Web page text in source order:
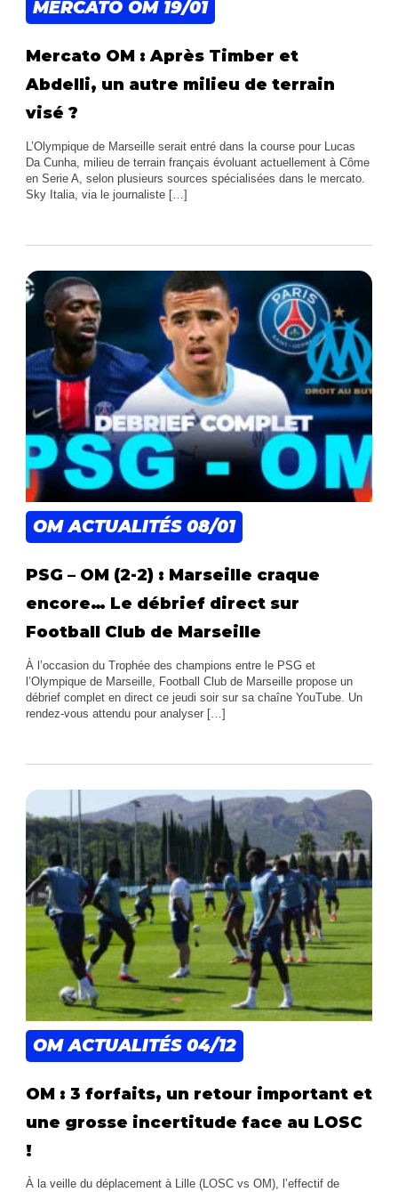
MERCATO OM19/01
Mercato OM : Après Timber et
Abdelli, un autre milieu de terrain
visé ?
L’Olympique de Marseille serait entré dans la course pour Lucas
Da Cunha, milieu de terrain français évoluant actuellement à Côme
en Serie A, selon plusieurs sources spécialisées dans le mercato.
Sky Italia, via le journaliste […]
OM ACTUALITÉS08/01
PSG – OM (2-2) : Marseille craque
encore… Le débrief direct sur
Football Club de Marseille
À l’occasion du Trophée des champions entre le PSG et
l’Olympique de Marseille, Football Club de Marseille propose un
débrief complet en direct ce jeudi soir sur sa chaîne YouTube. Un
rendez-vous attendu pour analyser […]
OM ACTUALITÉS04/12
OM : 3 forfaits, un retour important et
une grosse incertitude face au LOSC
!
À la veille du déplacement à Lille (LOSC vs OM), l’effectif de